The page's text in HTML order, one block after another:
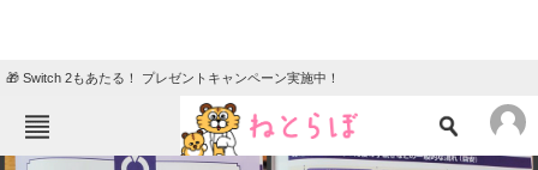
🎁 Switch 2もあたる！ プレゼントキャンペーン実施中！
ねとらぼメニュー